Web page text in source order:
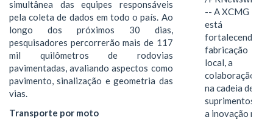
simultânea das equipes responsáveis
pela coleta de dados em todo o país. Ao
longo dos próximos 30 dias,
pesquisadores percorrerão mais de 117
mil quilômetros de rodovias
pavimentadas, avaliando aspectos como
pavimento, sinalização e geometria das
vias.
Transporte por moto
-- A XCMG
está
fortalecendo a
fabricação
local, a
colaboração
na cadeia de
suprimentos e
a inovação no